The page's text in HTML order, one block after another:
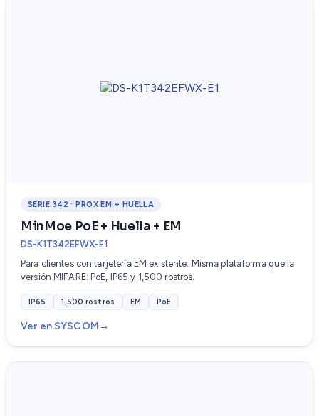
SERIE 342 · PROX EM + HUELLA
MinMoe PoE + Huella + EM
DS-K1T342EFWX-E1
Para clientes con tarjetería EM existente. Misma plataforma que la
versión MIFARE: PoE, IP65 y 1,500 rostros.
IP65 1,500 rostros EM PoE
Ver en SYSCOM